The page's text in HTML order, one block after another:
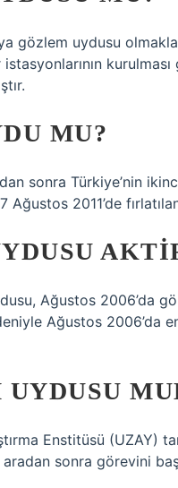
gözlem uydusu
MU?
sonra Türkiye’nin
2011’de
Ağustos 2006’da
Ağustos 2006’da
Enstitüsü (UZAY)
sonra görevini